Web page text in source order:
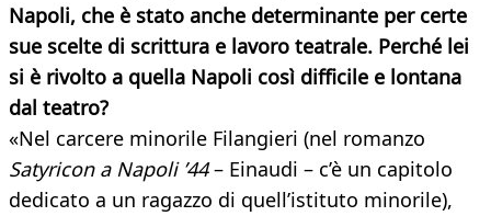
Napoli, che è stato anche determinante per certe
sue scelte di scrittura e lavoro teatrale. Perché lei
si è rivolto a quella Napoli così difficile e lontana
dal teatro?
«Nel carcere minorile Filangieri (nel romanzo
Satyricon a Napoli ’44– Einaudi – c’è un capitolo
dedicato a un ragazzo di quell’istituto minorile),